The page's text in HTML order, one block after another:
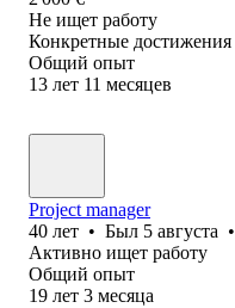
Не ищет работу
Конкретные достижения
Общий опыт
13 лет 11 месяцев
Project manager
40 лет • Был 5 августа •
Активно ищет работу
Общий опыт
19 лет 3 месяца